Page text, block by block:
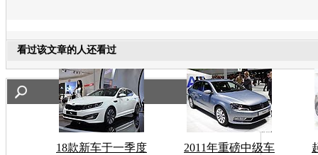
看过该文章的人还看过
18款新车于一季度
2011年重磅中级车